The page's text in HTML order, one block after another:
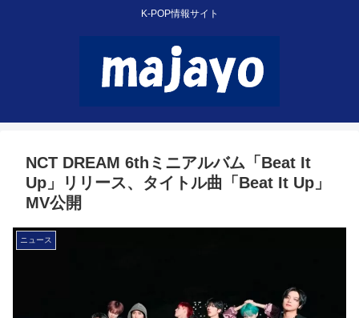
K-POP情報サイト
NCT DREAM 6thミニアルバム「Beat It
Up」リリース、タイトル曲「Beat It Up」
MV公開
ニュース